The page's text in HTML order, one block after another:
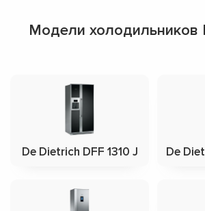
Модели холодильников
De Dietrich DFF 1310 J De